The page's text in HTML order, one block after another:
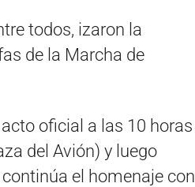
todos, izaron la
de la Marcha de
oficial a las 10 horas
del Avión) y luego
el homenaje con